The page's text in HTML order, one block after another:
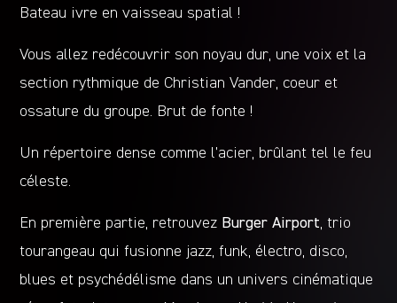
Bateau ivre en vaisseau spatial !
Vous allez redécouvrir son noyau dur, une voix et la
section rythmique de Christian Vander, coeur et
ossature du groupe. Brut de fonte !
Un répertoire dense comme l’acier, brûlant tel le feu
céleste.
En première partie, retrouvez Burger Airport , trio
tourangeau qui fusionne jazz, funk, électro, disco,
blues et psychédélisme dans un univers cinématique